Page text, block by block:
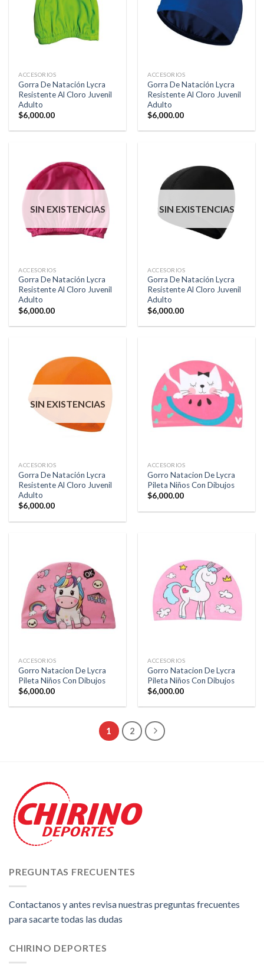
ACCESORIOS
Gorra De Natación Lycra
Resistente Al Cloro Juvenil
Adulto
$6,000.00
ACCESORIOS
Gorra De Natación Lycra
Resistente Al Cloro Juvenil
Adulto
$6,000.00
SIN EXISTENCIAS
ACCESORIOS
Gorra De Natación Lycra
Resistente Al Cloro Juvenil
Adulto
$6,000.00
SIN EXISTENCIAS
ACCESORIOS
Gorra De Natación Lycra
Resistente Al Cloro Juvenil
Adulto
$6,000.00
SIN EXISTENCIAS
ACCESORIOS
Gorra De Natación Lycra
Resistente Al Cloro Juvenil
Adulto
$6,000.00
ACCESORIOS
Gorro Natacion De Lycra
Pileta Niños Con Dibujos
$6,000.00
ACCESORIOS
Gorro Natacion De Lycra
Pileta Niños Con Dibujos
$6,000.00
ACCESORIOS
Gorro Natacion De Lycra
Pileta Niños Con Dibujos
$6,000.00
1 2
PREGUNTAS FRECUENTES
Contactanos y antes revisa nuestras preguntas frecuentes
para sacarte todas las dudas
CHIRINO DEPORTES